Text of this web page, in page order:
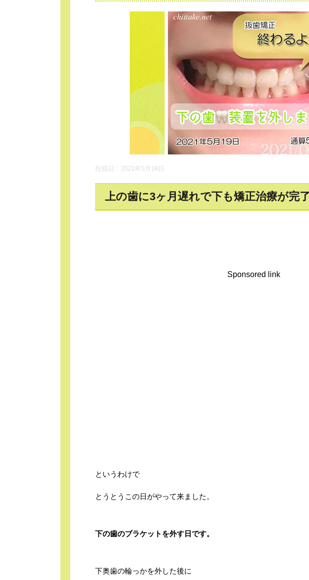
投稿日：2021年5月19日
上の歯に3ヶ月遅れで下も矯正治療が完了
Sponsored link
というわけで
とうとうこの日がやって来ました。
下の歯のブラケットを外す日です。
下奥歯の輪っかを外した後に